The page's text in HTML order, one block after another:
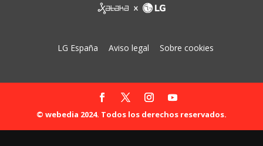
LG España Aviso legal Sobre cookies
© webedia 2024. Todos los derechos reservados.